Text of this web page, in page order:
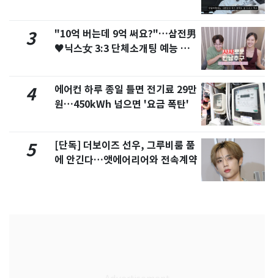
3
"10억 버는데 9억 써요?"…삼전男
♥닉스女 3:3 단체소개팅 예능 화
4
에어컨 하루 종일 틀면 전기료 29만
원…450kWh 넘으면 '요금 폭탄'
5
[단독] 더보이즈 선우, 그루비룸 품
에 안긴다…앳에어리어와 전속계약